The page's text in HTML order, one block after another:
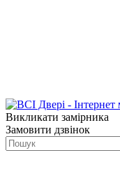
Викликати замірника
Замовити дзвінок